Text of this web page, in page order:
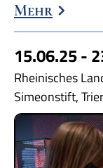
Mehr
15.06.25 -
Rheinisches
Simeonstift, Trier